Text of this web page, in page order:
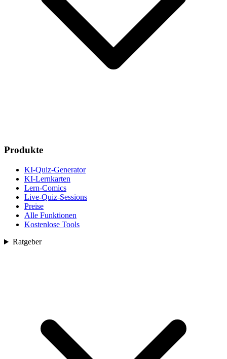
Produkte
KI-Quiz-Generator
KI-Lernkarten
Lern-Comics
Live-Quiz-Sessions
Preise
Alle Funktionen
Kostenlose Tools
Ratgeber